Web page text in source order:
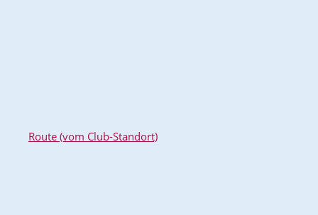
Route (vom Club-Standort)